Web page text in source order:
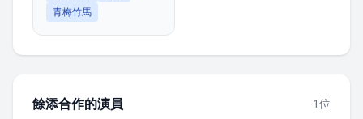
青梅竹馬
餘添合作的演員 1位